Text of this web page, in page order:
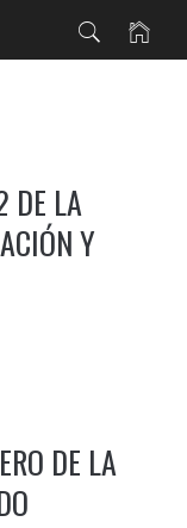
DE LA
Y
DE LA